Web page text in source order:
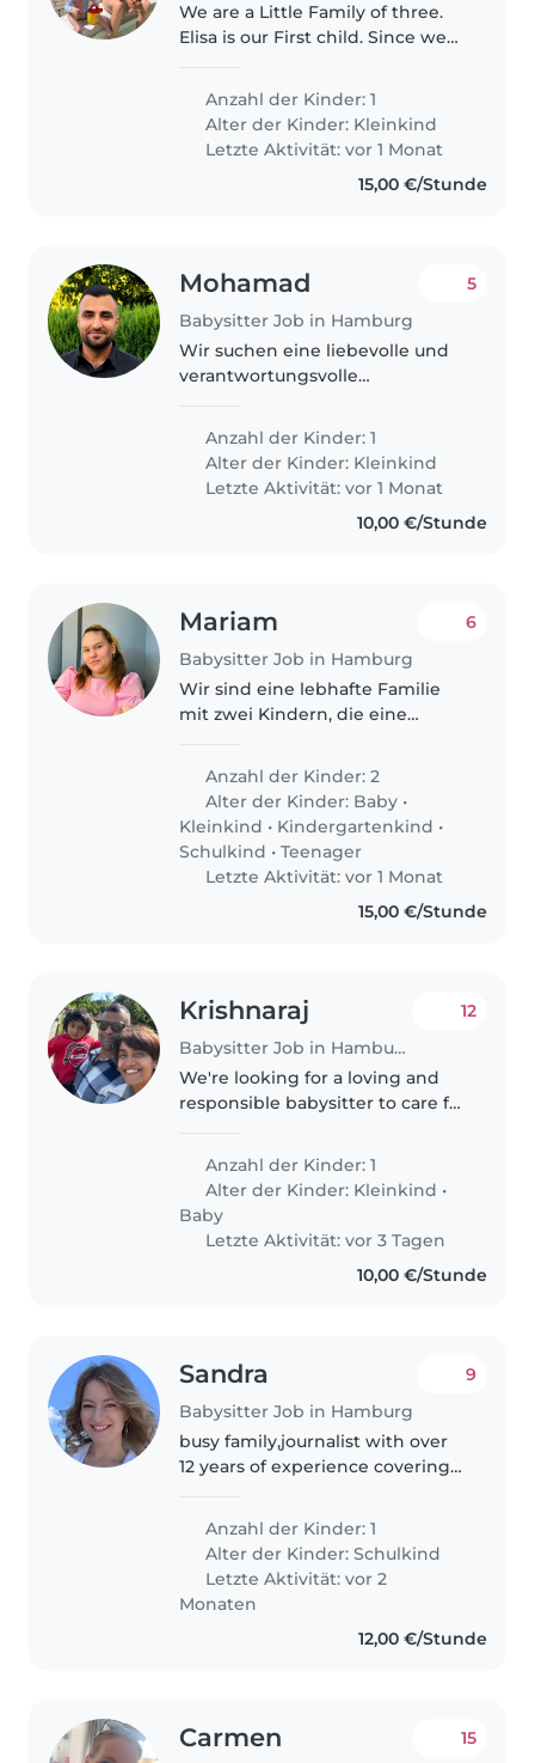
We are a Little Family of three.
Elisa is our First child. Since we
sometimes Need help with Elisa.
Anzahl der Kinder: 1
Alter der Kinder: Kleinkind
Letzte Aktivität: vor 1 Monat
15,00 €/Stunde
Mohamad
Babysitter Job in Hamburg
5
Wir suchen eine liebevolle und
verantwortungsvolle
Babysitter für unseren ruhigen,
freundlichen und intelligenten
Kleinkind. Unser Zuhause ist ein
sicherer..
Anzahl der Kinder: 1
Alter der Kinder: Kleinkind
Letzte Aktivität: vor 1 Monat
10,00 €/Stunde
Mariam
Babysitter Job in Hamburg
6
Wir sind eine lebhafte Familie
mit zwei Kindern, die eine
Kinderbetreuung sucht. Unsere
Kinder si
Anzahl der Kinder: 2
Alter der Kinder: Baby •
Kleinkind • Kindergartenkind •
Schulkind •Teenager
Letzte Aktivität: vor 1 Monat
15,00 €/Stunde
Krishnaraj
Babysitter Job in Hamburg
12
We're looking for a loving and
responsible babysitter to care for
toddler at our home. Our little
one is friendly and full of energy,
and we'd love someone..
Anzahl der Kinder: 1
Alter der Kinder: Kleinkind •
Baby
Letzte Aktivität: vor 3 Tagen
10,00 €/Stunde
Sandra
Babysitter Job in Hamburg
9
busy family,journalist with over
12 years of experience covering
investigative reporting and clear,
compelling storytelling..
Anzahl der Kinder: 1
Alter der Kinder:Schulkind
Letzte Aktivität: vor 2
Monaten
12,00 €/Stunde
Carmen 15